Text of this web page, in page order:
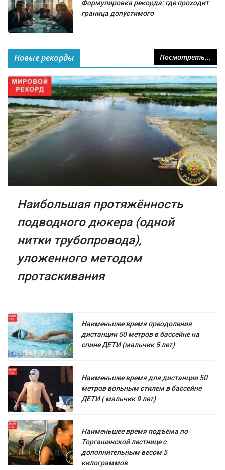
Формулировка рекорда: где проходит
граница допустимого
Новые рекорды Посмотреть...
Наибольшая протяжённость
подводного дюкера (одной
нитки трубопровода),
уложенного методом
протаскивания
Наименьшее время преодоления
дистанции 50 метров в бассейне на
спине ДЕТИ (мальчик 5 лет)
Наименьшее время для дистанции 50
метров вольным стилем в бассейне
ДЕТИ ( мальчик 9 лет)
Наименьшее время подъёма по
Торгашинской лестнице с
дополнительным весом 5
килограммов